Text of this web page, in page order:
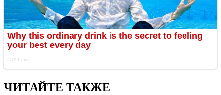
ЧИТАЙТЕ ТАКЖЕ